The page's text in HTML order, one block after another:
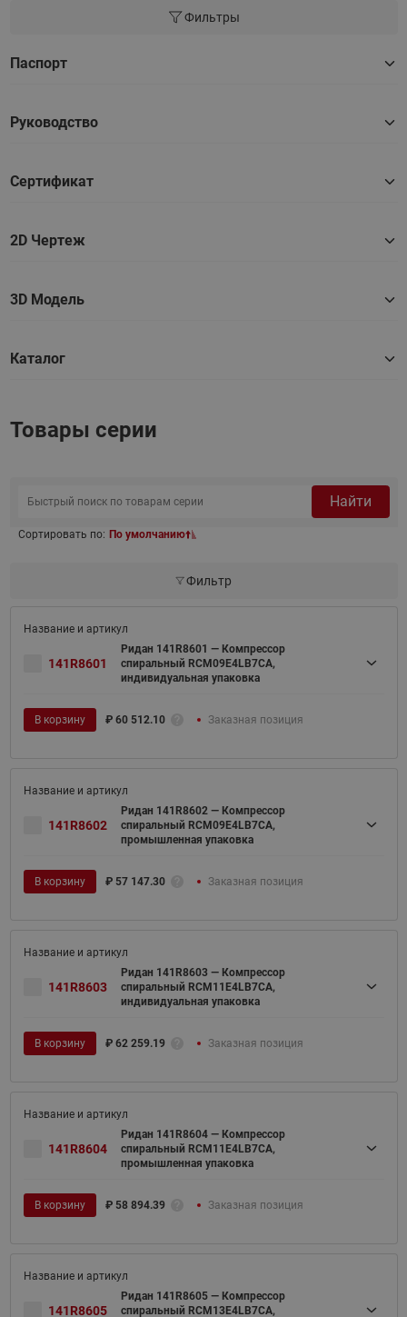
Фильтры
Паспорт
Руководство
Сертификат
2D Чертеж
3D Модель
Каталог
Товары серии
Найти
Сортировать по: По умолчанию
Фильтр
141R8601
Ридан 141R8601 — Компрессор
спиральный RCM09E4LB7CA,
индивидуальная упаковка
В корзину ₽ 60 512.10 Заказная позиция
141R8602
Ридан 141R8602 — Компрессор
спиральный RCM09E4LB7CA,
промышленная упаковка
В корзину ₽ 57 147.30 Заказная позиция
141R8603
Ридан 141R8603 — Компрессор
спиральный RCM11E4LB7CA,
индивидуальная упаковка
В корзину ₽ 62 259.19 Заказная позиция
141R8604
Ридан 141R8604 — Компрессор
спиральный RCM11E4LB7CA,
промышленная упаковка
В корзину ₽ 58 894.39 Заказная позиция
141R8605
Ридан 141R8605 — Компрессор
спиральный RCM13E4LB7CA,